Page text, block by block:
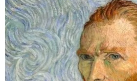
В МИРЕ
ОБЩЕСТВО
КУЛЬТУРА
НАУКА